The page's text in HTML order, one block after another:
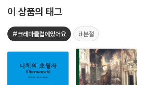
이 상품의 태그
#크레마클럽에있어요 #분철